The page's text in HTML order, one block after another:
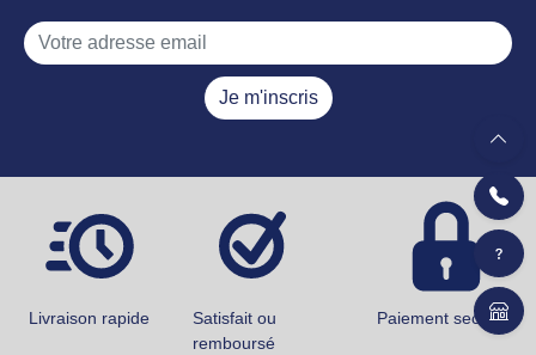
Je m'inscris
Livraison rapide
Satisfait ou
remboursé
Paiement securisé